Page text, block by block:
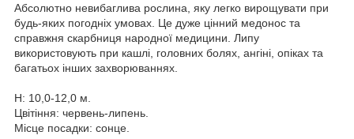
Абсолютно невибаглива рослина, яку легко вирощувати при
будь-яких погодніх умовах. Це дуже цінний медонос та
справжня скарбниця народної медицини. Липу
використовують при кашлі, головних болях, ангіні, опіках та
багатьох інших захворюваннях.
Н: 10,0-12,0 м.
Цвітіння: червень-липень.
Місце посадки: сонце.